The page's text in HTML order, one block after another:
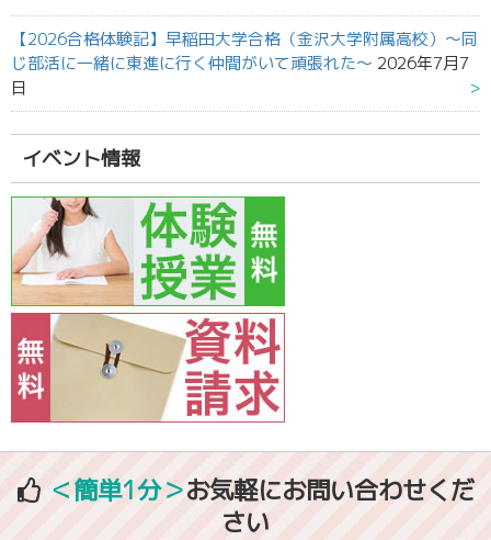
【2026合格体験記】早稲田大学合格（金沢大学附属高校）～同
じ部活に一緒に東進に行く仲間がいて頑張れた～ 2026年7月7
日
イベント情報
＜簡単1分＞お気軽にお問い合わせくだ
さい